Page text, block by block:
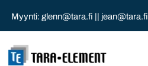
Myynti: glenn@tara.fi || jean@tara.fi